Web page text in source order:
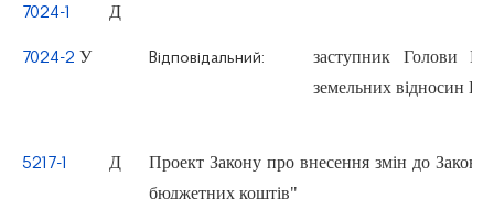
7024-1
Д
7024-2 У Відповідальний:
заступник Голови
земельних відносин
5217-1 Д
Проект Закону про внесення змін до
бюджетних коштів"